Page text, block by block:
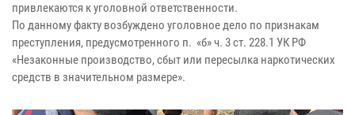
привлекаются к уголовной ответственности.
По данному факту возбуждено уголовное дело по признакам
преступления, предусмотренного п. «б» ч. 3 ст. 228.1 УК РФ
«Незаконные производство, сбыт или пересылка наркотических
средств в значительном размере».